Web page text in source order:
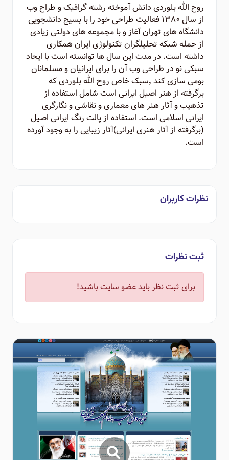
روح الله بلوردی دانش آموخته رشته گرافیک و طراح وب
از سال ۱۳۸۰ فعالیت طراحی خود را با بسیج دانشجویی
دانشگاه های تهران آغاز و با مجموعه های دولتی زیادی
از جمله شبکه تحلیلگران تکنولوژی ایران همکاری
داشته است. در مدت این سال ها توانسته است با ایجاد
سبکی نو در طراحی وب آن را برای ایرانیان و مسلمانان
بومی سازی کند ٬‌سبک خاص روح الله بلوردی که
برگرفته از هنر اصیل ایرانی است شامل استفاده از
تذهیب و آثار هنر های معماری و نقاشی و نگارگری
ایرانی اسلامی است. استفاده از پالت رنگ ایرانی اصیل
(برگرفته از آثار هنری ایرانی)‌آثار زیبایی را به وجود آورده
است.
نظرات کاربران
ثبت نظرات
برای ثبت نظر باید عضو سایت باشید!